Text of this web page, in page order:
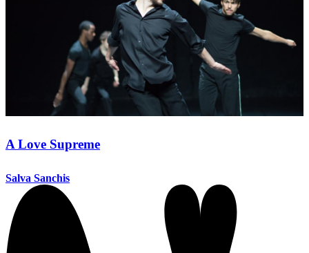
A Love Supreme
Salva Sanchis